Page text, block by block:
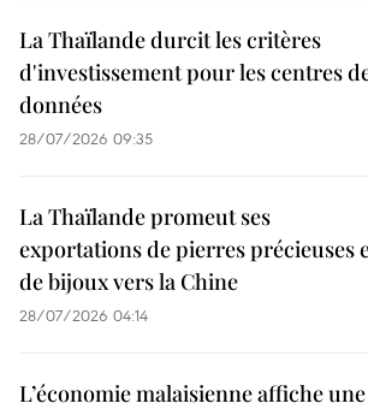
La Thaïlande durcit les critères
d'investissement pour les centres
données
28/07/2026 09:35
La Thaïlande promeut ses
exportations de pierres précieuses
de bijoux vers la Chine
28/07/2026 04:14
L’économie malaisienne affiche une